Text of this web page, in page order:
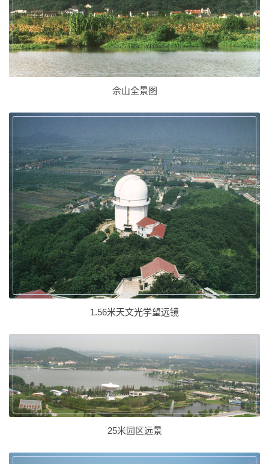
佘山全景图
1.56米天文光学望远镜
25米园区远景